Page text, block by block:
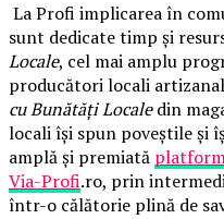
La Profi implicarea în
sunt dedicate timp și
Locale, cel mai amplu
producători locali
cu Bunătăți Localedin
locali își spun poveștile și
amplă și premiată
Via-Profi.ro, prin
într-o călătorie plină de